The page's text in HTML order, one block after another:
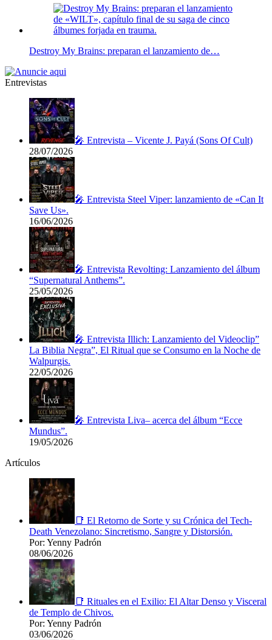
Destroy My Brains: preparan el lanzamiento de…
Entrevistas
🎤 Entrevista – Vicente J. Payá (Sons Of Cult)
28/07/2026
🎤 Entrevista Steel Viper: lanzamiento de «Can It
Save Us».
16/06/2026
🎤 Entrevista Revolting: Lanzamiento del álbum
“Supernatural Anthems”.
25/05/2026
🎤 Entrevista Illich: Lanzamiento del Videoclip”
La Biblia Negra”, El Ritual que se Consumo en la Noche de
Walpurgis.
22/05/2026
🎤 Entrevista Liva– acerca del álbum “Ecce
Mundus”.
19/05/2026
Artículos
📑 El Retorno de Sorte y su Crónica del Tech-
Death Venezolano: Sincretismo, Sangre y Distorsión.
Por: Yenny Padrón
08/06/2026
📑 Rituales en el Exilio: El Altar Denso y Visceral
de Templo de Chivos.
Por: Yenny Padrón
03/06/2026